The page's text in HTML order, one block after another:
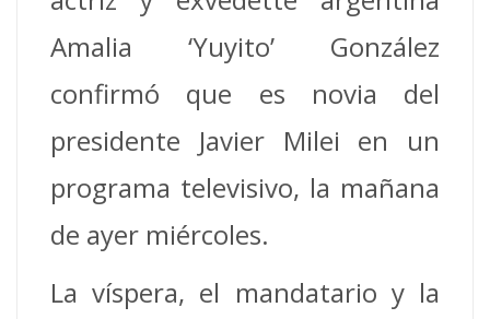
Amalia ‘Yuyito’ González
confirmó que es novia del
presidente Javier Milei en un
programa televisivo, la mañana
de ayer miércoles.
La víspera, el mandatario y la